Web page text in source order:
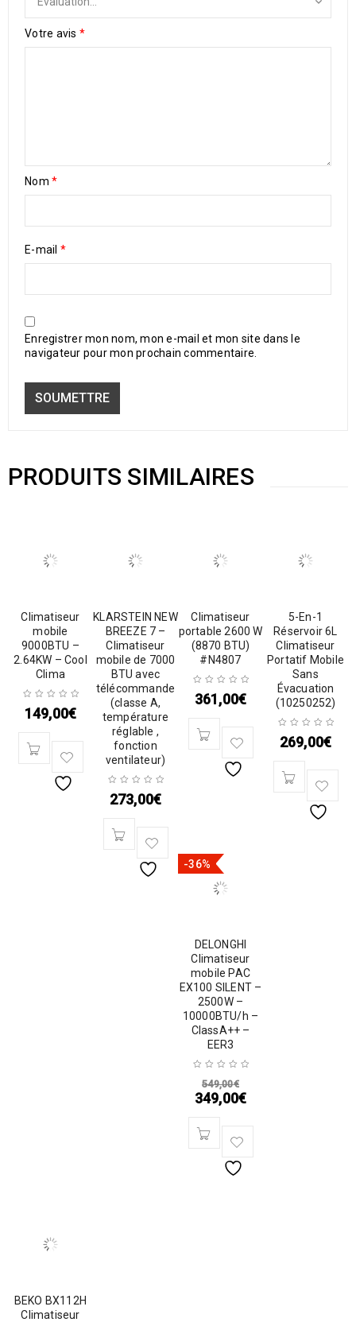
Votre avis *
Nom *
E-mail *
Enregistrer mon nom, mon e-mail et mon site dans le
navigateur pour mon prochain commentaire.
PRODUITS SIMILAIRES
Climatiseur
mobile
9000BTU –
2.64KW – Cool
Clima
149,00€
KLARSTEIN NEW
BREEZE 7 –
Climatiseur
mobile de 7000
BTU avec
télécommande
(classe A,
température
réglable ,
fonction
ventilateur)
273,00€
Climatiseur
portable 2600 W
(8870 BTU)
#N4807
361,00€
5-En-1
Réservoir 6L
Climatiseur
Portatif Mobile
Sans
Évacuation
(10250252)
269,00€
-36%
DELONGHI
Climatiseur
mobile PAC
EX100 SILENT –
2500W –
10000BTU/h –
ClassA++ –
EER3
549,00€
349,00€
BEKO BX112H
Climatiseur